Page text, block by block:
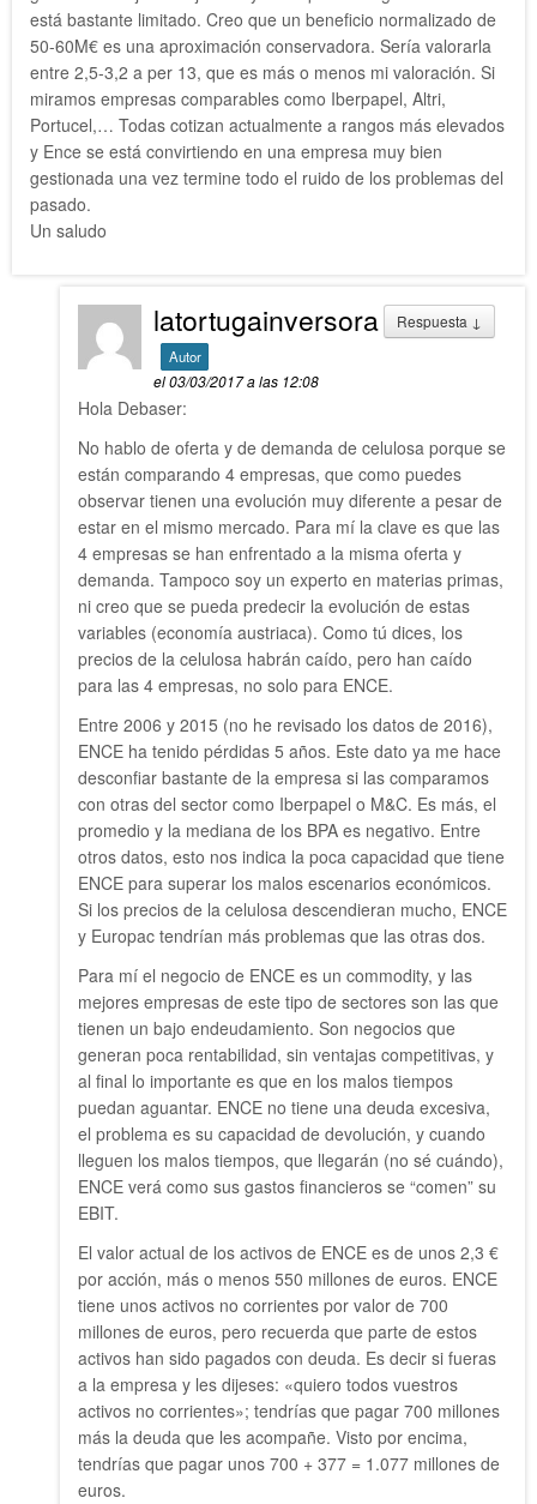
está bastante limitado. Creo que un beneficio normalizado de
50-60M€ es una aproximación conservadora. Sería valorarla
entre 2,5-3,2 a per 13, que es más o menos mi valoración. Si
miramos empresas comparables como Iberpapel, Altri,
Portucel,… Todas cotizan actualmente a rangos más elevados
y Ence se está convirtiendo en una empresa muy bien
gestionada una vez termine todo el ruido de los problemas del
pasado.
Un saludo
Respuesta ↓
latortugainversora
Autor
el 03/03/2017 a las 12:08
Hola Debaser:
No hablo de oferta y de demanda de celulosa porque se
están comparando 4 empresas, que como puedes
observar tienen una evolución muy diferente a pesar de
estar en el mismo mercado. Para mí la clave es que las
4 empresas se han enfrentado a la misma oferta y
demanda. Tampoco soy un experto en materias primas,
ni creo que se pueda predecir la evolución de estas
variables (economía austriaca). Como tú dices, los
precios de la celulosa habrán caído, pero han caído
para las 4 empresas, no solo para ENCE.
Entre 2006 y 2015 (no he revisado los datos de 2016),
ENCE ha tenido pérdidas 5 años. Este dato ya me hace
desconfiar bastante de la empresa si las comparamos
con otras del sector como Iberpapel o M&C. Es más, el
promedio y la mediana de los BPA es negativo. Entre
otros datos, esto nos indica la poca capacidad que tiene
ENCE para superar los malos escenarios económicos.
Si los precios de la celulosa descendieran mucho, ENCE
y Europac tendrían más problemas que las otras dos.
Para mí el negocio de ENCE es un commodity, y las
mejores empresas de este tipo de sectores son las que
tienen un bajo endeudamiento. Son negocios que
generan poca rentabilidad, sin ventajas competitivas, y
al final lo importante es que en los malos tiempos
puedan aguantar. ENCE no tiene una deuda excesiva,
el problema es su capacidad de devolución, y cuando
lleguen los malos tiempos, que llegarán (no sé cuándo),
ENCE verá como sus gastos financieros se “comen” su
EBIT.
El valor actual de los activos de ENCE es de unos 2,3 €
por acción, más o menos 550 millones de euros. ENCE
tiene unos activos no corrientes por valor de 700
millones de euros, pero recuerda que parte de estos
activos han sido pagados con deuda. Es decir si fueras
a la empresa y les dijeses: «quiero todos vuestros
activos no corrientes»; tendrías que pagar 700 millones
más la deuda que les acompañe. Visto por encima,
tendrías que pagar unos 700 + 377 = 1.077 millones de
euros.